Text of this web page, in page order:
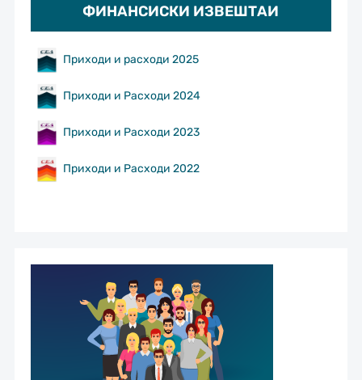
ФИНАНСИСКИ ИЗВЕШТАИ
Приходи и расходи 2025
Приходи и Расходи 2024
Приходи и Расходи 2023
Приходи и Расходи 2022